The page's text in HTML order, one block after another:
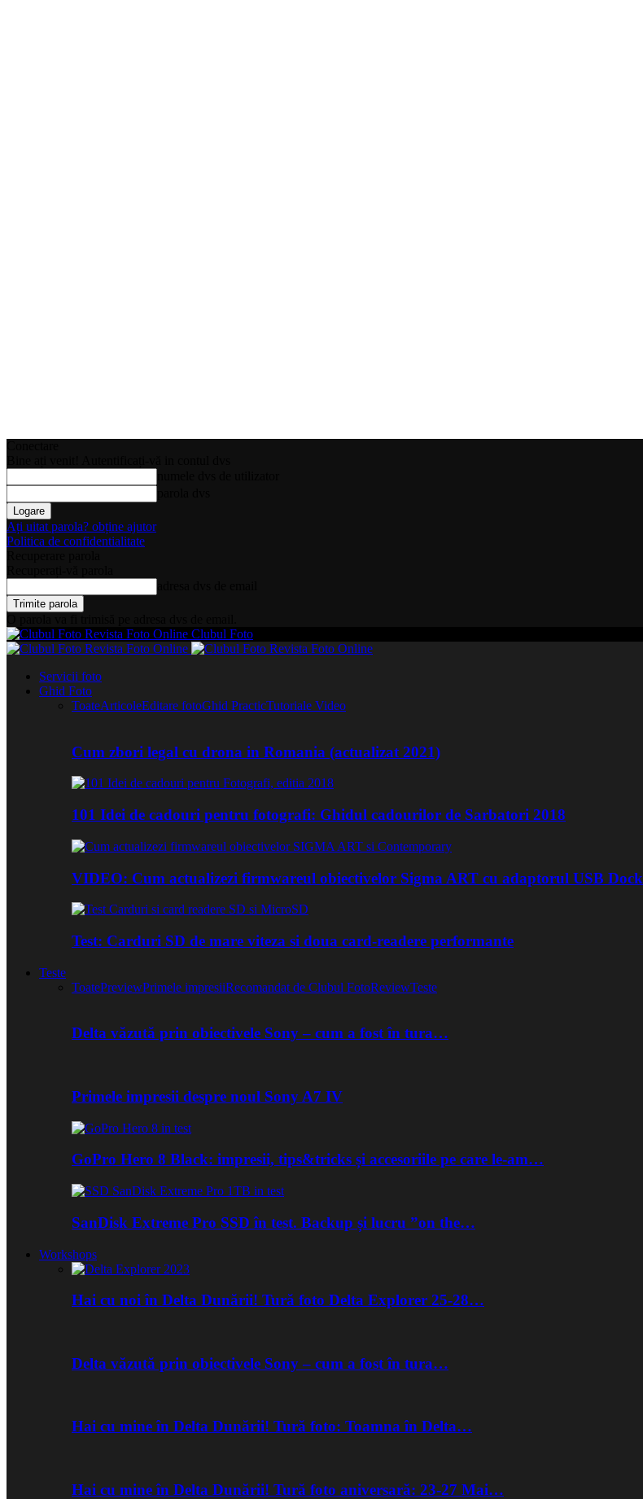
Ați uitat parola? obține ajutor
Politica de confidentialitate
Clubul Foto
Servicii foto
Ghid Foto
ToateArticoleEditare fotoGhid PracticTutoriale Video
Cum zbori legal cu drona in Romania (actualizat 2021)
101 Idei de cadouri pentru fotografi: Ghidul cadourilor de Sarbatori 2018
VIDEO: Cum actualizezi firmwareul obiectivelor Sigma ART cu adaptorul USB Dock
Test: Carduri SD de mare viteza si doua card-readere performante
Teste
ToatePreviewPrimele impresiiRecomandat de Clubul FotoReviewTeste
Delta văzută prin obiectivele Sony – cum a fost în tura…
Primele impresii despre noul Sony A7 IV
GoPro Hero 8 Black: impresii, tips&tricks și accesoriile pe care le-am…
SanDisk Extreme Pro SSD în test. Backup și lucru ”on the…
Workshops
Hai cu noi în Delta Dunării! Tură foto Delta Explorer 25-28…
Delta văzută prin obiectivele Sony – cum a fost în tura…
Hai cu mine în Delta Dunării! Tură foto: Toamna în Delta…
Hai cu mine în Delta Dunării! Tură foto aniversară: 23-27 Mai…